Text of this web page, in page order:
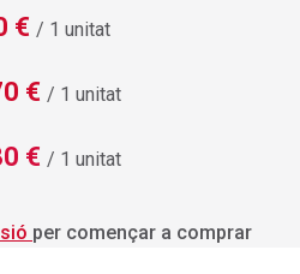
€ / 1 unitat
€ / 1 unitat
€ / 1 unitat
per començar a comprar